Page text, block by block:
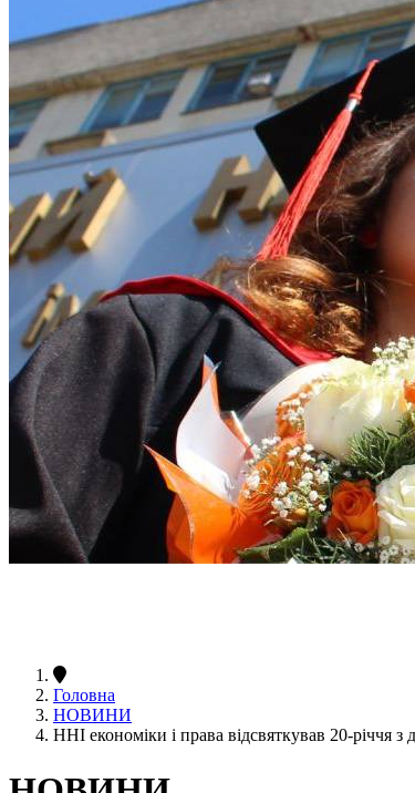
Головна
НОВИНИ
ННІ економіки і права відсвяткував 20-річчя